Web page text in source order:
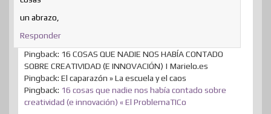
un abrazo,
Responder
Pingback: 16 COSAS QUE NADIE NOS HABÍA CONTADO
SOBRE CREATIVIDAD (E INNOVACIÓN) | Marielo.es
Pingback: El caparazón » La escuela y el caos
Pingback: 16 cosas que nadie nos había contado sobre
creatividad (e innovación) « El ProblemaTICo